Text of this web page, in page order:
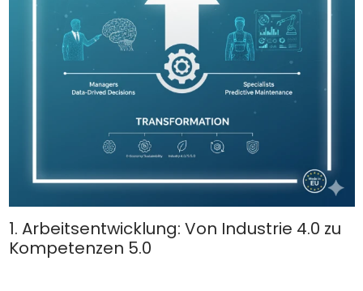
1. Arbeitsentwicklung: Von Industrie 4.0 zu
Kompetenzen 5.0